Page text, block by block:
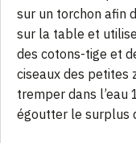
sur un torchon afin
sur la table et
des cotons-tige et
ciseaux des petites
tremper dans l’eau
égoutter le surplus